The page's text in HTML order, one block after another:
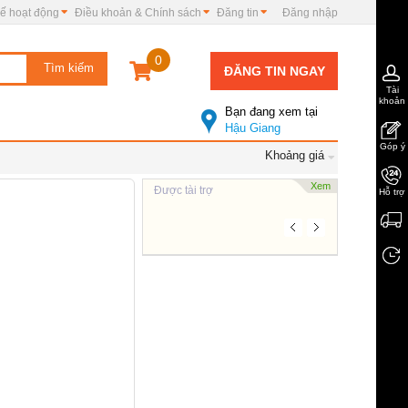
Đăng nhập
Đăng tin
Điều khoản & Chính sách
hoạt động
0
ĐĂNG TIN NGAY
Bạn đang xem tại
Hậu Giang
Khoảng giá
Được tài trợ Xem
Tài
khoản
Góp ý
Hỗ trợ